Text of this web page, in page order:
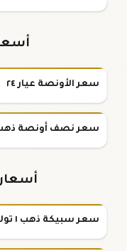
سعر الأونصة عيار ٢٤
سعر نصف أونصة ذهب
سعر سبيكة ذهب ١ تولة عيار ٢٤